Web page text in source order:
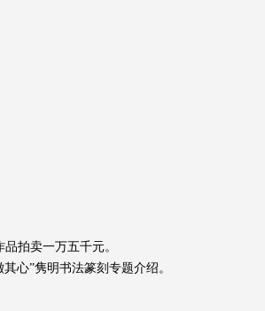
拍卖一万五千元。
心”隽明书法篆刻专题介绍。